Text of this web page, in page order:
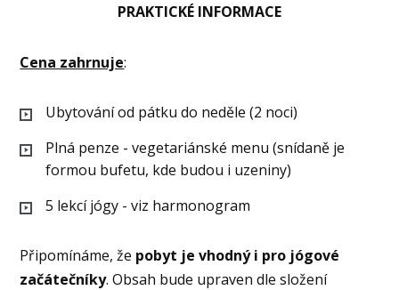
PRAKTICKÉ INFORMACE
Cena zahrnuje:
Ubytování od pátku do neděle (2 noci)
Plná penze - vegetariánské menu (snídaně je
formou bufetu, kde budou i uzeniny)
5 lekcí jógy - viz harmonogram
Připomínáme, že pobyt je vhodný i pro jógové
začátečníky. Obsah bude upraven dle složení